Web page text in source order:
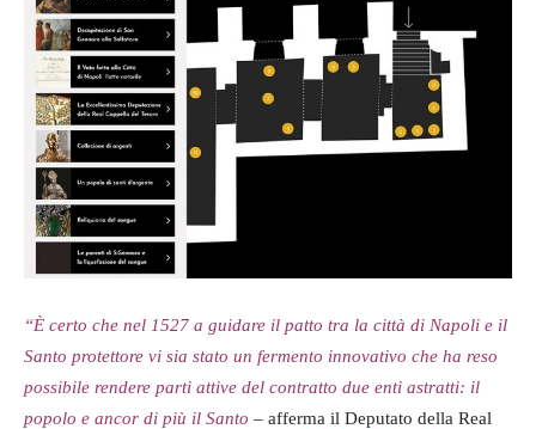
“È certo che nel 1527 a guidare il patto tra la città di Napoli e il
Santo protettore vi sia stato un fermento innovativo che ha reso
possibile rendere parti attive del contratto due enti astratti: il
popolo e ancor di più il Santo – afferma il Deputato della Real